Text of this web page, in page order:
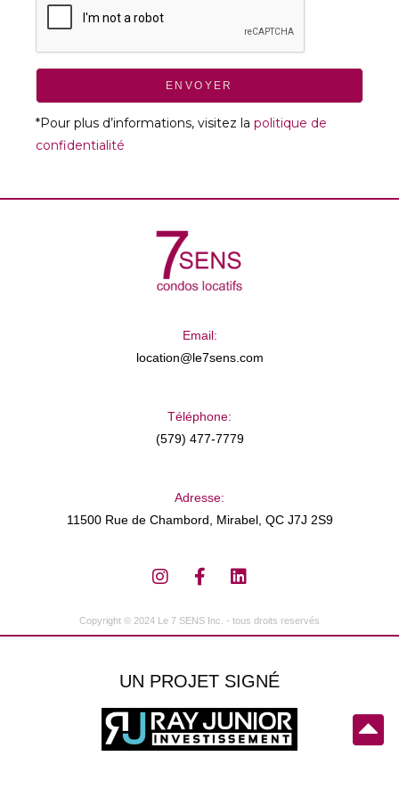
ENVOYER
*Pour plus d’informations, visitez la politique de
confidentialité
Email:
location@le7sens.com
Téléphone:
(579) 477-7779
Adresse:
11500 Rue de Chambord, Mirabel, QC J7J 2S9
Copyright © 2024 Le 7 SENS Inc. - tous droits reservés
UN PROJET SIGNÉ